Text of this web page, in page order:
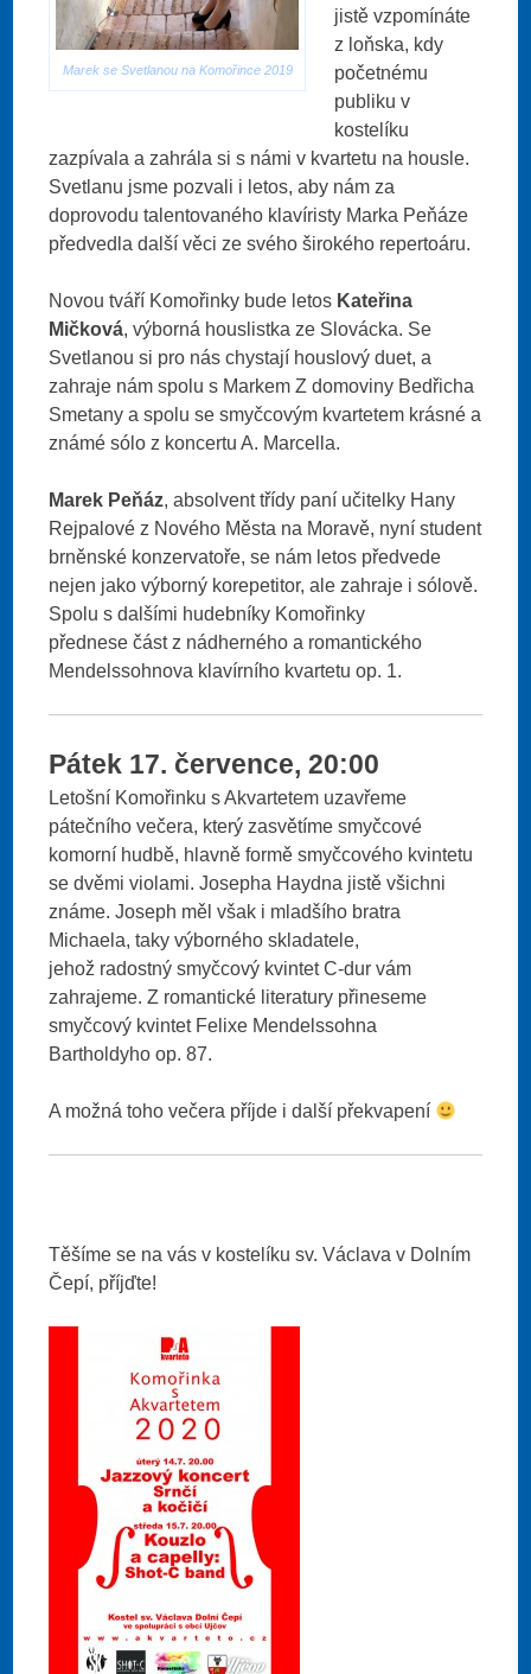
Marek se Svetlanou na Komořince 2019
jistě vzpomínáte
z loňska, kdy
početnému
publiku v
kostelíku
zazpívala a zahrála si s námi v kvartetu na housle.
Svetlanu jsme pozvali i letos, aby nám za
doprovodu talentovaného klavíristy Marka Peňáze
předvedla další věci ze svého širokého repertoáru.
Novou tváří Komořinky bude letos Kateřina
Mičková, výborná houslistka ze Slovácka. Se
Svetlanou si pro nás chystají houslový duet, a
zahraje nám spolu s Markem Z domoviny Bedřicha
Smetany a spolu se smyčcovým kvartetem krásné a
známé sólo z koncertu A. Marcella.
Marek Peňáz, absolvent třídy paní učitelky Hany
Rejpalové z Nového Města na Moravě, nyní student
brněnské konzervatoře, se nám letos předvede
nejen jako výborný korepetitor, ale zahraje i sólově.
Spolu s dalšími hudebníky Komořinky
přednese část z nádherného a romantického
Mendelssohnova klavírního kvartetu op. 1.
Pátek 17. července, 20:00
Letošní Komořinku s Akvartetem uzavřeme
pátečního večera, který zasvětíme smyčcové
komorní hudbě, hlavně formě smyčcového kvintetu
se dvěmi violami. Josepha Haydna jistě všichni
známe. Joseph měl však i mladšího bratra
Michaela, taky výborného skladatele,
jehož radostný smyčcový kvintet C-dur vám
zahrajeme. Z romantické literatury přineseme
smyčcový kvintet Felixe Mendelssohna
Bartholdyho op. 87.
A možná toho večera příjde i další překvapení
Těšíme se na vás v kostelíku sv. Václava v Dolním
Čepí, příjďte!